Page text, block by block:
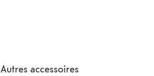
Autres accessoires